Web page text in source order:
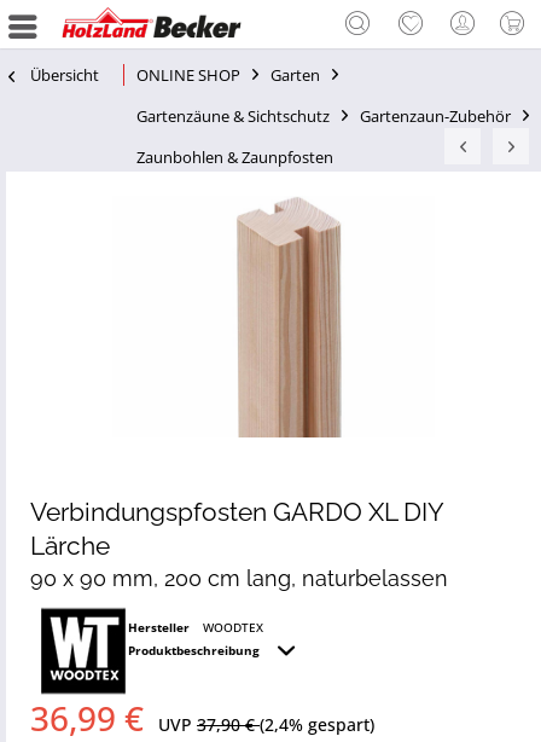
Übersicht ONLINE SHOP
Garten
Gartenzäune & Sichtschutz
Gartenzaun-Zubehör
Zaunbohlen & Zaunpfosten
Verbindungspfosten GARDO XL DIY
Lärche
90 x 90 mm, 200 cm lang, naturbelassen
Hersteller
WOODTEX
Produktbeschreibung
36,99 € UVP 37,90 €(2,4% gespart)